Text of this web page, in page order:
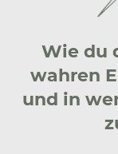
Wie du
wahren
und in